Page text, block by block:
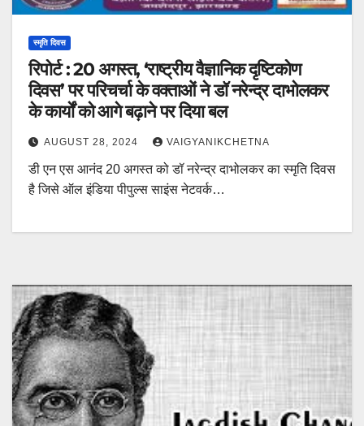
स्मृति दिवस
रिपोर्ट : 20 अगस्त, ‘राष्ट्रीय वैज्ञानिक दृष्टिकोण
दिवस’ पर परिचर्चा के वक्ताओं ने डॉ नरेन्द्र दाभोलकर
के कार्यों को आगे बढ़ाने पर दिया बल
AUGUST 28, 2024 VAIGYANIKCHETNA
डी एन एस आनंद 20 अगस्त को डॉ नरेन्द्र दाभोलकर का स्मृति दिवस
है जिसे ऑल इंडिया पीपुल्स साइंस नेटवर्क…